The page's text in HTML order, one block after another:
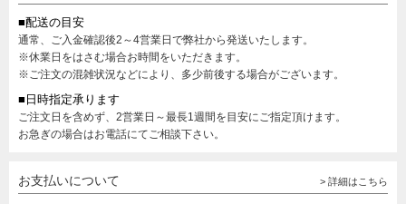
■配送の目安
通常、ご入金確認後2～4営業日で弊社から発送いたします。
※休業日をはさむ場合お時間をいただきます。
※ご注文の混雑状況などにより、多少前後する場合がございます。
■日時指定承ります
ご注文日を含めず、2営業日～最長1週間を目安にご指定頂けます。
お急ぎの場合はお電話にてご相談下さい。
お支払いについて > 詳細はこちら